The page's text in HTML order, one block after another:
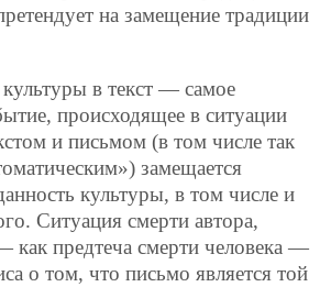
на замещение традиции
в текст — самое
происходящее в ситуации
и письмом (в том числе так
замещается
культуры, в том числе и
Ситуация смерти автора,
как предтеча смерти человека —
о том, что письмо является той